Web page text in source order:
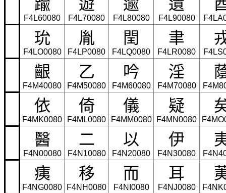
F4L60080 F4L70080 F4L80080 F4L90080
玧
F4LO0080
胤
F4LP0080
閏
F4LQ0080
聿
F4LR0080
齦
F4M40080
乙
F4M50080
吟
F4M60080
淫
F4M70080
依
F4MK0080
倚
F4ML0080
儀
F4MM0080
疑
F4MN0080
醫
F4N00080
二
F4N10080
以
F4N20080
伊
F4N30080
痍
F4NG0080
移
F4NH0080
而
F4NI0080
耳
F4NJ0080